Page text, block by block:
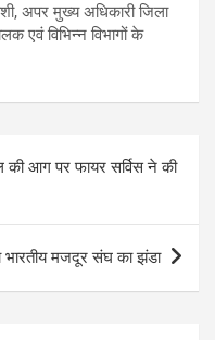
अपर मुख्य अधिकारी जिला
एवं विभिन्न विभागों के
की आग पर फायर सर्विस ने की
भारतीय मजदूर संघ का झंडा